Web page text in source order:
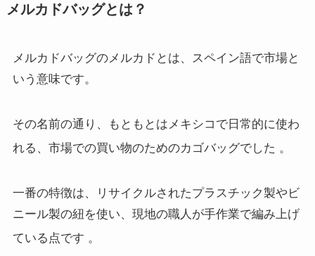
メルカドバッグとは？
メルカドバッグのメルカドとは、スペイン語で市場と
いう意味です。
その名前の通り、もともとはメキシコで日常的に使わ
れる、市場での買い物のためのカゴバッグでした 。
一番の特徴は、リサイクルされたプラスチック製やビ
ニール製の紐を使い、現地の職人が手作業で編み上げ
ている点です 。